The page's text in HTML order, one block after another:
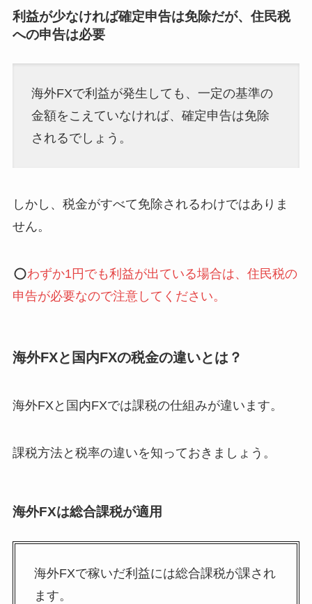
利益が少なければ確定申告は免除だが、住民税
への申告は必要
海外FXで利益が発生しても、一定の基準の
金額をこえていなければ、確定申告は免除
されるでしょう。
しかし、税金がすべて免除されるわけではありま
せん。
わずか1円でも利益が出ている場合は、住民税の
申告が必要なので注意してください。
海外FXと国内FXの税金の違いとは？
海外FXと国内FXでは課税の仕組みが違います。
課税方法と税率の違いを知っておきましょう。
海外FXは総合課税が適用
海外FXで稼いだ利益には総合課税が課され
ます。